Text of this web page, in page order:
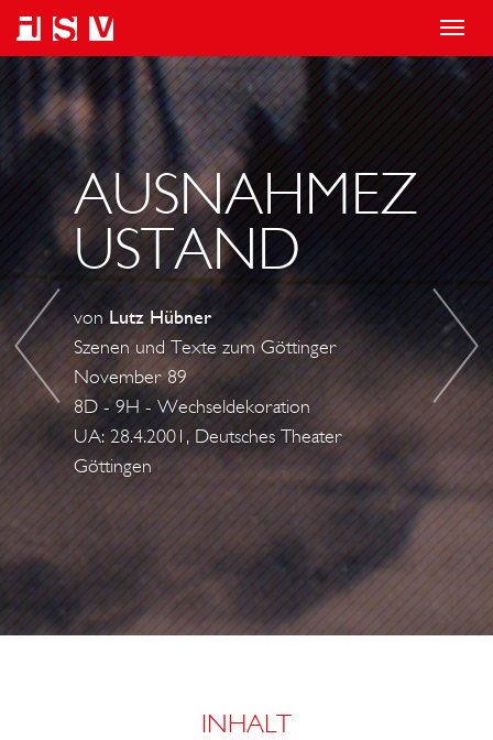
T
o
i
g
o
A
L
L
E
W
I
R
D
A
N
D
,
L
A
U
E
R
AUSNAHMEZ
USTAND
von Lutz Hübner
Szenen und Texte zum Göttinger
November 89
8D - 9H - Wechseldekoration
UA: 28.4.2001, Deutsches Theater
Göttingen
INHALT